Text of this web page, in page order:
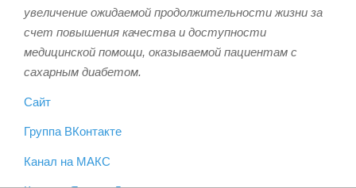
увеличение ожидаемой продолжительности жизни за
счет повышения качества и доступности
медицинской помощи, оказываемой пациентам с
сахарным диабетом.
Сайт
Группа ВКонтакте
Канал на МАКС